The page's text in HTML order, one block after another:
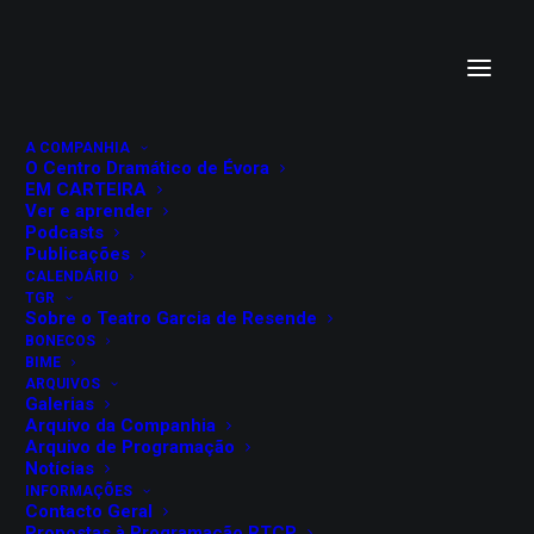
A COMPANHIA
O Centro Dramático de Évora
EM CARTEIRA
Ver e aprender
Podcasts
Publicações
CALENDÁRIO
TGR
Sobre o Teatro Garcia de Resende
BONECOS
BIME
ARQUIVOS
Galerias
Arquivo da Companhia
Arquivo de Programação
Notícias
INFORMAÇÕES
Contacto Geral
ENERGIAS - Manifesto
ETI24